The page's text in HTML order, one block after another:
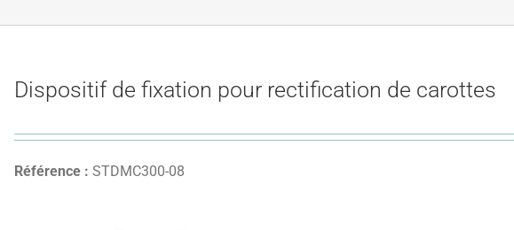
Dispositif de fixation pour rectification de carottes
Référence : STDMC300-08